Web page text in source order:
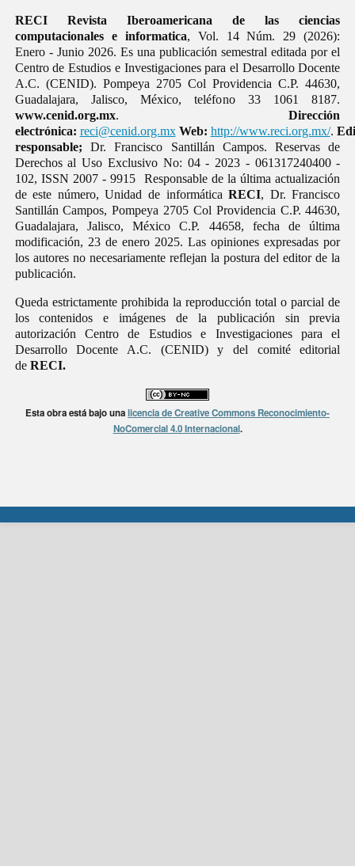
RECI Revista Iberoamericana de las ciencias
computacionales e informatica, Vol. 14 Núm. 29 (2026):
Enero - Junio 2026. Es una publicación semestral editada por el
Centro de Estudios e Investigaciones para el Desarrollo Docente
A.C. (CENID). Pompeya 2705 Col Providencia C.P. 44630,
Guadalajara, Jalisco, México, teléfono 33 1061 8187.
www.cenid.org.mx.Dirección
electrónica: reci@cenid.org.mx Web: http://www.reci.org.mx/.
responsable; Dr. Francisco Santillán Campos. Reservas de
Derechos al Uso Exclusivo No: 04 - 2023 - 061317240400 -
102, ISSN 2007 - 9915 Responsable de la última actualización
de este número, Unidad de informáticaRECI, Dr. Francisco
Santillán Campos, Pompeya 2705 Col Providencia C.P. 44630,
Guadalajara, Jalisco, México C.P. 44658, fecha de última
modificación, 23 de enero 2025. Las opiniones expresadas por
los autores no necesariamente reflejan la postura del editor de la
publicación.
Queda estrictamente prohibida la reproducción total o parcial de
los contenidos e imágenes de la publicación sin previa
autorización Centro de Estudios e Investigaciones para el
Desarrollo Docente A.C. (CENID) y del comité editorial
de RECI.
Esta obra está bajo unalicencia de Creative Commons Reconocimiento-
NoComercial 4.0 Internacional.